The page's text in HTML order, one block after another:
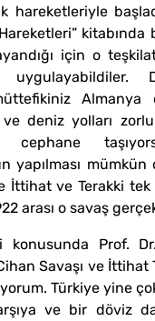
hareketleriyle
için o
uygulayabildiler.
Almanya
deniz yolları
cephane
yapılması mümkün
İttihat ve Terakki
arası o savaş
konusunda Prof.
Savaşı ve İttihat
Türkiye yine
ve bir döviz